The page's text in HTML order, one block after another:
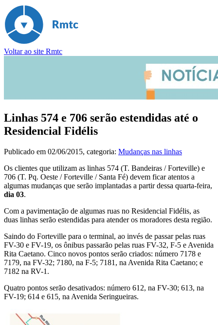
Voltar ao site Rmtc
Linhas 574 e 706 serão estendidas até o
Residencial Fidélis
Publicado em 02/06/2015, categoria: Mudanças nas linhas
Os clientes que utilizam as linhas 574 (T. Bandeiras / Forteville) e
706 (T. Pq. Oeste / Forteville / Santa Fé) devem ficar atentos a
algumas mudanças que serão implantadas a partir dessa quarta-feira,
dia 03.
Com a pavimentação de algumas ruas no Residencial Fidélis, as
duas linhas serão estendidas para atender os moradores desta região.
Saindo do Forteville para o terminal, ao invés de passar pelas ruas
FV-30 e FV-19, os ônibus passarão pelas ruas FV-32, F-5 e Avenida
Rita Caetano. Cinco novos pontos serão criados: número 7178 e
7179, na FV-32; 7180, na F-5; 7181, na Avenida Rita Caetano; e
7182 na RV-1.
Quatro pontos serão desativados: número 612, na FV-30; 613, na
FV-19; 614 e 615, na Avenida Seringueiras.